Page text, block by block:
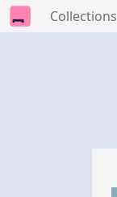
Collections